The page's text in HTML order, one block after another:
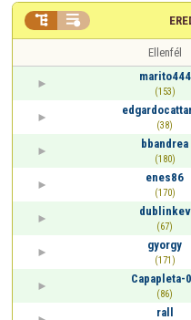
 
Ellenfél
marito444
(153)
(38)
bbandrea
(180)
enes86
(170)
dublinkev
(67)
gyorgy
(171)
Capapleta-
(86)
rall